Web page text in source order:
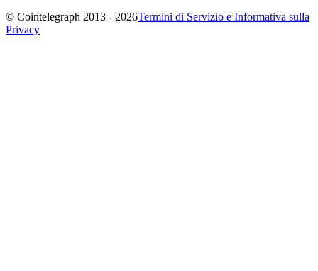
© Cointelegraph 2013 - 2026Termini di Servizio e Informativa sulla
Privacy